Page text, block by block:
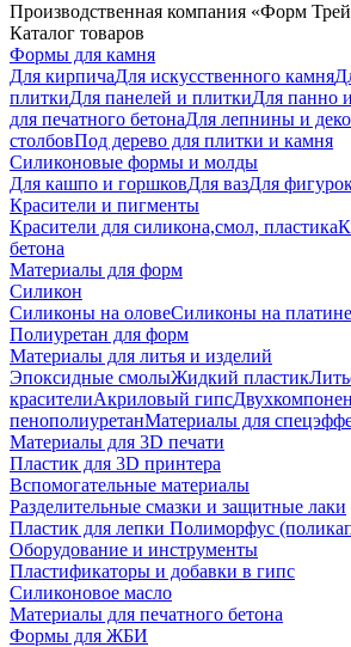
Производственная компания «Форм
Каталог товаров
Формы для камня
Для кирпичаДля искусственного камня
плиткиДля панелей и плиткиДля панно
для печатного бетонаДля лепнины и
столбовПод дерево для плитки и камня
Силиконовые формы и молды
Для кашпо и горшковДля вазДля
Красители и пигменты
Красители для силикона,смол, пластика
бетона
Материалы для форм
Силикон
Силиконы на оловеСиликоны на платине
Полиуретан для форм
Материалы для литья и изделий
Эпоксидные смолыЖидкий пластик
красителиАкриловый гипс
пенополиуретанМатериалы для
Материалы для 3D печати
Пластик для 3D принтера
Вспомогательные материалы
Разделительные смазки и защитные лаки
Пластик для лепки Полиморфус
Оборудование и инструменты
Пластификаторы и добавки в гипс
Силиконовое масло
Материалы для печатного бетона
Формы для ЖБИ